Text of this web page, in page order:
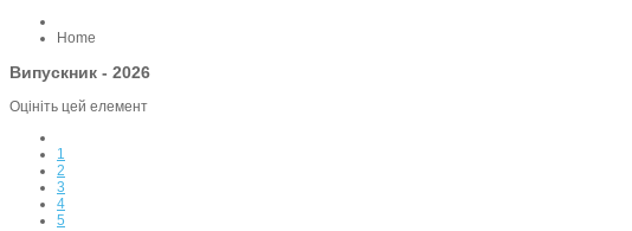
Home
Випускник - 2026
Оцініть цей елемент
1
2
3
4
5